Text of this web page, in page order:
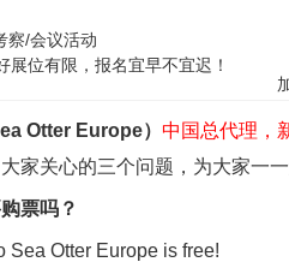
察/会议活动
位有限，报名宜早不宜迟！
Otter Europe） 中国总代理，
家关心的三个问题，为大家一一
票吗？
Otter Europe is free!